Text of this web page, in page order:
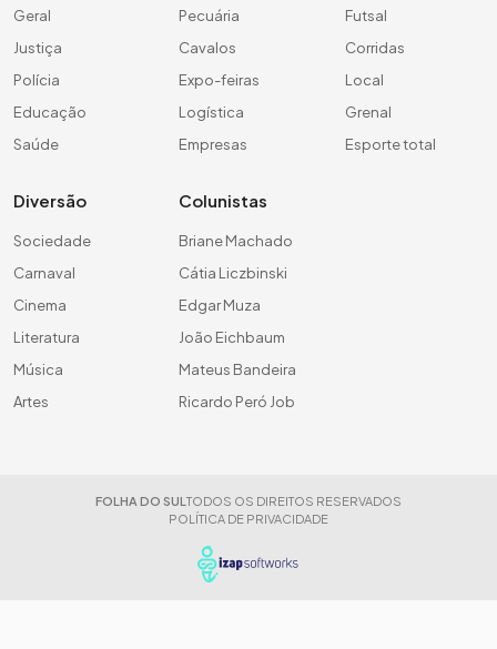
Geral
Justiça
Polícia
Educação
Saúde
Pecuária
Cavalos
Expo-feiras
Logística
Empresas
Futsal
Corridas
Local
Grenal
Esporte total
Diversão
Sociedade
Carnaval
Cinema
Literatura
Música
Artes
Colunistas
Briane Machado
Cátia Liczbinski
Edgar Muza
João Eichbaum
Mateus Bandeira
Ricardo Peró Job
FOLHA DO SUL TODOS OS DIREITOS RESERVADOS
POLÍTICA DE PRIVACIDADE